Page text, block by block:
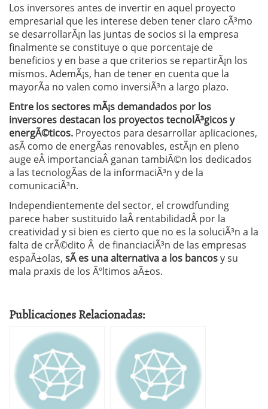
Los inversores antes de invertir en aquel proyecto
empresarial que les interese deben tener claro cÃ³mo
se desarrollarÃ¡n las juntas de socios si la empresa
finalmente se constituye o que porcentaje de
beneficios y en base a que criterios se repartirÃ¡n los
mismos. AdemÃ¡s, han de tener en cuenta que la
mayorÃ­a no valen como inversiÃ³n a largo plazo.
Entre los sectores mÃ¡s demandados por los
inversores destacan los proyectos tecnolÃ³gicos y
energÃ©ticos. Proyectos para desarrollar aplicaciones,
asÃ­ como de energÃ­as renovables, estÃ¡n en pleno
auge eÂ importanciaÂ ganan tambiÃ©n los dedicados
a las tecnologÃ­as de la informaciÃ³n y de la
comunicaciÃ³n.
Independientemente del sector, el crowdfunding
parece haber sustituido laÂ rentabilidadÂ por la
creatividad y si bien es cierto que no es la soluciÃ³n a la
falta de crÃ©dito Â de financiaciÃ³n de las empresas
espaÃ±olas, sÃ­ es una alternativa a los bancosy su
mala praxis de los Ãºltimos aÃ±os.
Publicaciones Relacionadas: